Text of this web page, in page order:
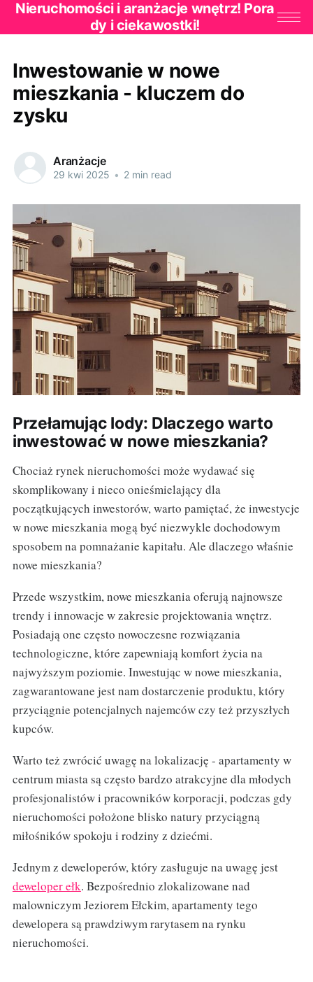
Nieruchomości i aranżacje wnętrz! Pora
dy i ciekawostki!
Inwestowanie w nowe
mieszkania - kluczem do
zysku
Aranżacje
29 kwi 2025 • 2 min read
Przełamując lody: Dlaczego warto
inwestować w nowe mieszkania?
Chociaż rynek nieruchomości może wydawać się
skomplikowany i nieco onieśmielający dla
początkujących inwestorów, warto pamiętać, że inwestycje
w nowe mieszkania mogą być niezwykle dochodowym
sposobem na pomnażanie kapitału. Ale dlaczego właśnie
nowe mieszkania?
Przede wszystkim, nowe mieszkania oferują najnowsze
trendy i innowacje w zakresie projektowania wnętrz.
Posiadają one często nowoczesne rozwiązania
technologiczne, które zapewniają komfort życia na
najwyższym poziomie. Inwestując w nowe mieszkania,
zagwarantowane jest nam dostarczenie produktu, który
przyciągnie potencjalnych najemców czy też przyszłych
kupców.
Warto też zwrócić uwagę na lokalizację - apartamenty w
centrum miasta są często bardzo atrakcyjne dla młodych
profesjonalistów i pracowników korporacji, podczas gdy
nieruchomości położone blisko natury przyciągną
miłośników spokoju i rodziny z dziećmi.
Jednym z deweloperów, który zasługuje na uwagę jest
deweloper ełk. Bezpośrednio zlokalizowane nad
malowniczym Jeziorem Ełckim, apartamenty tego
dewelopera są prawdziwym rarytasem na rynku
nieruchomości.